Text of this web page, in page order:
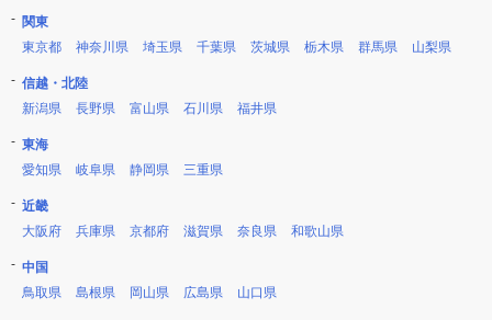
関東
東京都
神奈川県 埼玉県 千葉県 茨城県 栃木県 群馬県 山梨県
信越・北陸
新潟県
長野県 富山県 石川県 福井県
東海
愛知県
岐阜県 静岡県 三重県
近畿
大阪府
兵庫県 京都府 滋賀県 奈良県 和歌山県
中国
鳥取県
島根県 岡山県 広島県 山口県